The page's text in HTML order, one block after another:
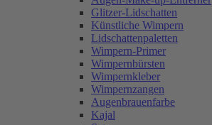
Glitzer-Lidschatten
Künstliche Wimpern
Lidschattenpaletten
Wimpern-Primer
Wimpernbürsten
Wimpernkleber
Wimpernzangen
Augenbrauenfarbe
Kajal